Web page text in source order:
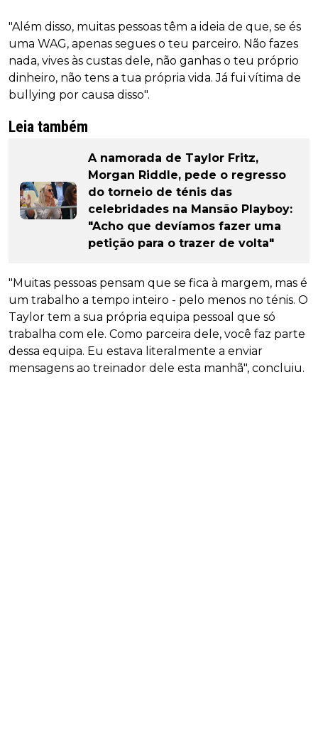
"Além disso, muitas pessoas têm a ideia de que, se és
uma WAG, apenas segues o teu parceiro. Não fazes
nada, vives às custas dele, não ganhas o teu próprio
dinheiro, não tens a tua própria vida. Já fui vítima de
bullying por causa disso".
Leia também
A namorada de Taylor Fritz,
Morgan Riddle, pede o regresso
do torneio de ténis das
celebridades na Mansão Playboy:
"Acho que devíamos fazer uma
petição para o trazer de volta"
"Muitas pessoas pensam que se fica à margem, mas é
um trabalho a tempo inteiro - pelo menos no ténis. O
Taylor tem a sua própria equipa pessoal que só
trabalha com ele. Como parceira dele, você faz parte
dessa equipa. Eu estava literalmente a enviar
mensagens ao treinador dele esta manhã", concluiu.